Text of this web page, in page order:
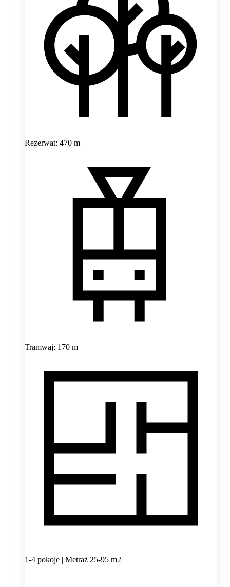
Rezerwat: 470 m
Tramwaj: 170 m
1-4 pokoje | Metraż 25-95 m2